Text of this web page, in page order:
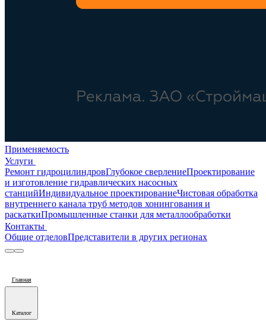
Применяемость
Услуги
Ремонт гидроцилиндровГлубокое сверлениеПроектирование
и изготовление гидравлических насосных
станцийИндивидуальное проектированиеЧистовая обработка
внутреннего канала труб методов хонингования и
раскаткиПромышленные станки для металлообработки
Контакты
Общие отделовПредставители в других регионах
Главная
Каталог